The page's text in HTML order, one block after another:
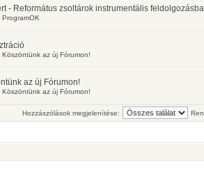
- Református zsoltárok instrumentális
ProgramOK
Köszöntünk az új Fórumon!
az új Fórumon!
Köszöntünk az új Fórumon!
Hozzászólások megjelenítése: